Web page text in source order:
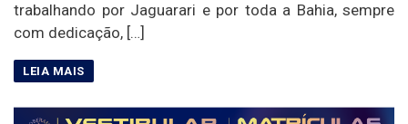
trabalhando por Jaguarari e por toda a Bahia, sempre
com dedicação, […]